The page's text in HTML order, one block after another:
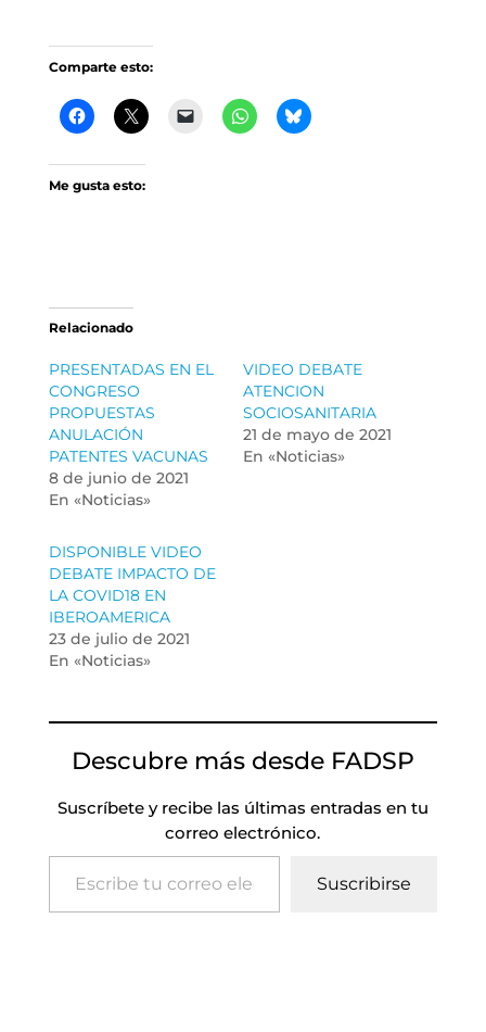
Comparte esto:
Me gusta esto:
Relacionado
PRESENTADAS EN EL
CONGRESO
PROPUESTAS
ANULACIÓN
PATENTES VACUNAS
8 de junio de 2021
En «Noticias»
VIDEO DEBATE
ATENCION
SOCIOSANITARIA
21 de mayo de 2021
En «Noticias»
DISPONIBLE VIDEO
DEBATE IMPACTO DE
LA COVID18 EN
IBEROAMERICA
23 de julio de 2021
En «Noticias»
Descubre más desde FADSP
Suscríbete y recibe las últimas entradas en tu
correo electrónico.
Escribe tu correo electrónico…
Suscribirse